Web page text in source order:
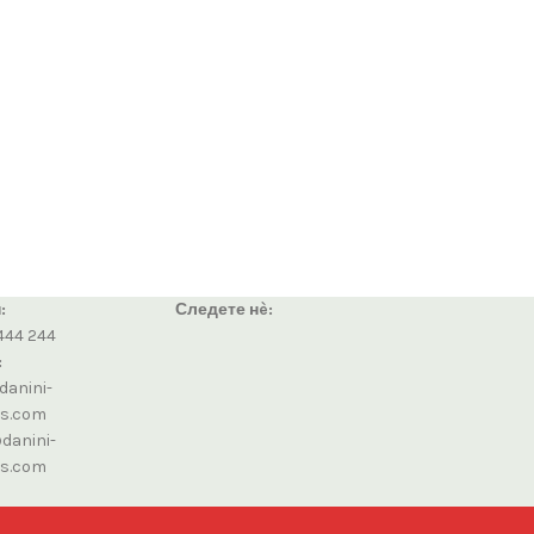
244
Следете нè: